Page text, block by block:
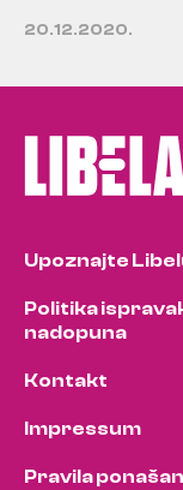
20.12.2020.
Upoznajte
Politika
nadopuna
Kontakt
Impressum
Pravila